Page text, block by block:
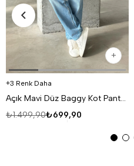
3 Renk Daha
Açık Mavi Düz Baggy Kot Pantolon DM
₺699,90
₺1.499,90